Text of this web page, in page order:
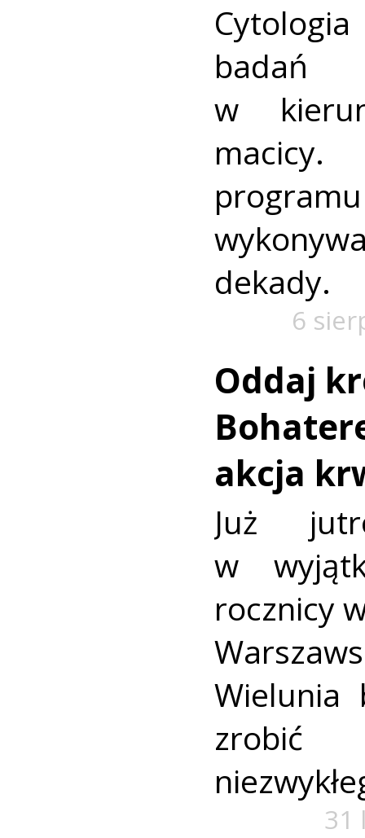
badań
w
dekady.
6
Oddaj
akcja
Już
w
rocznicy
Wielunia
zrobić
31